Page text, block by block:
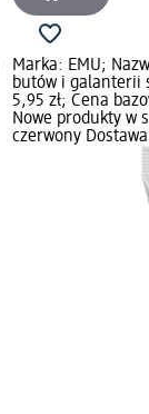
Marka: EMU;
butów i galanterii
5,95 zł; Cena
Nowe produkty w
czerwony